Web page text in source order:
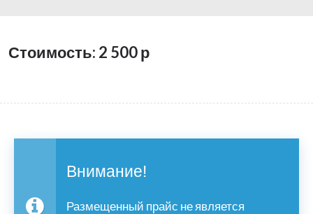
Стоимость: 2 500р
Внимание!
Размещенный прайс не является